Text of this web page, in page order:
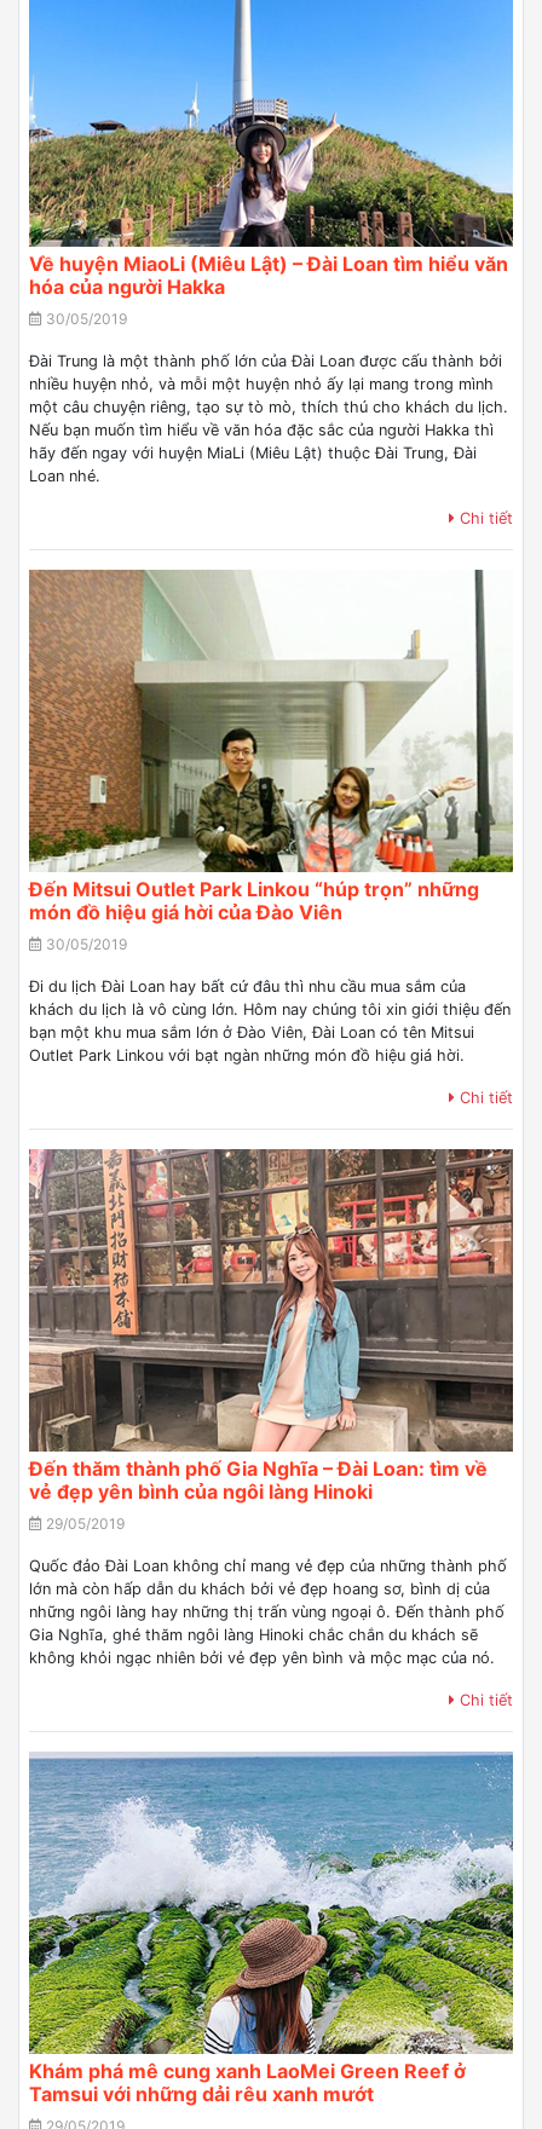
Về huyện MiaoLi (Miêu Lật) – Đài Loan tìm hiểu văn
hóa của người Hakka
30/05/2019
Đài Trung là một thành phố lớn của Đài Loan được cấu thành bởi
nhiều huyện nhỏ, và mỗi một huyện nhỏ ấy lại mang trong mình
một câu chuyện riêng, tạo sự tò mò, thích thú cho khách du lịch.
Nếu bạn muốn tìm hiểu về văn hóa đặc sắc của người Hakka thì
hãy đến ngay với huyện MiaLi (Miêu Lật) thuộc Đài Trung, Đài
Loan nhé.
Chi tiết
Đến Mitsui Outlet Park Linkou “húp trọn” những
món đồ hiệu giá hời của Đào Viên
30/05/2019
Đi du lịch Đài Loan hay bất cứ đâu thì nhu cầu mua sắm của
khách du lịch là vô cùng lớn. Hôm nay chúng tôi xin giới thiệu đến
bạn một khu mua sắm lớn ở Đào Viên, Đài Loan có tên Mitsui
Outlet Park Linkou với bạt ngàn những món đồ hiệu giá hời.
Chi tiết
Đến thăm thành phố Gia Nghĩa – Đài Loan: tìm về
vẻ đẹp yên bình của ngôi làng Hinoki
29/05/2019
Quốc đảo Đài Loan không chỉ mang vẻ đẹp của những thành phố
lớn mà còn hấp dẫn du khách bởi vẻ đẹp hoang sơ, bình dị của
những ngôi làng hay những thị trấn vùng ngoại ô. Đến thành phố
Gia Nghĩa, ghé thăm ngôi làng Hinoki chắc chắn du khách sẽ
không khỏi ngạc nhiên bởi vẻ đẹp yên bình và mộc mạc của nó.
Chi tiết
Khám phá mê cung xanh LaoMei Green Reef ở
Tamsui với những dải rêu xanh mướt